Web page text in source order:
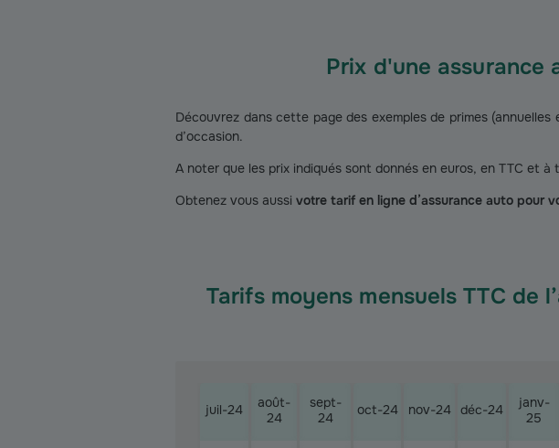
Prix d'une assurance
Découvrez dans cette page des exemples de primes (annuelles
d’occasion.
A noter que les prix indiqués sont donnés en euros, en TTC et à
Obtenez vous aussi votre tarif en ligne d’assurance auto pour
Tarifs moyens mensuels TTC de
juil-24
août-
24
sept-
24
oct-24 nov-24 déc-24
janv-
25